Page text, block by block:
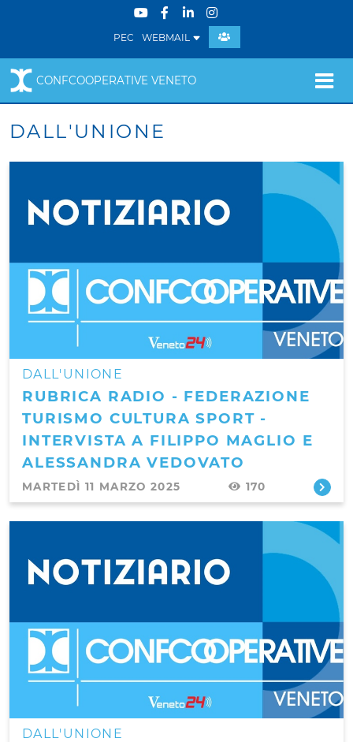
PEC WEBMAIL
CONFCOOPERATIVE VENETO
DALL'UNIONE
DALL'UNIONE
RUBRICA RADIO - FEDERAZIONE
TURISMO CULTURA SPORT -
INTERVISTA A FILIPPO MAGLIO E
ALESSANDRA VEDOVATO
MARTEDÌ 11 MARZO 2025 170
DALL'UNIONE